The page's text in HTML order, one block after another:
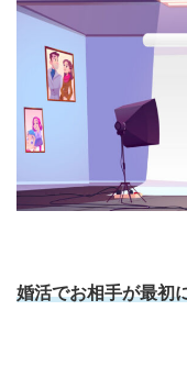
婚活でお相手が最初